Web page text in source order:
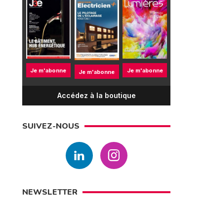
Je m'abonne Je m'abonne Je m'abonne
Accédez à la boutique
SUIVEZ-NOUS
NEWSLETTER